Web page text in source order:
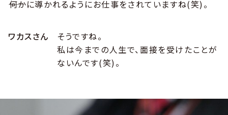
――何かに導かれるようにお仕事をされていますね(笑)。
ワカスさん
そうですね。
私は今までの人生で、面接を受けたことが
ないんです(笑)。